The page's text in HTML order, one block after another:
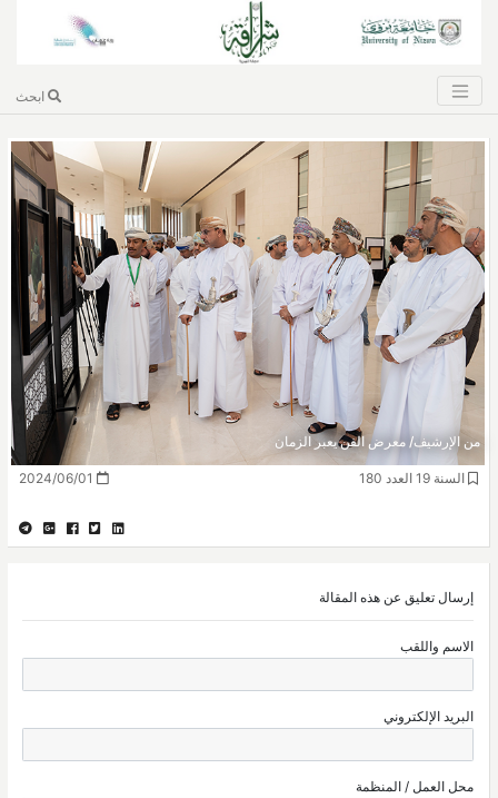
ابحث
من الإرشيف/ معرض الفن يعبر الزمان
السنة 19 العدد 180
إرسال تعليق عن هذه المقالة
الاسم واللقب
البريد الإلكتروني
محل العمل / المنظمة